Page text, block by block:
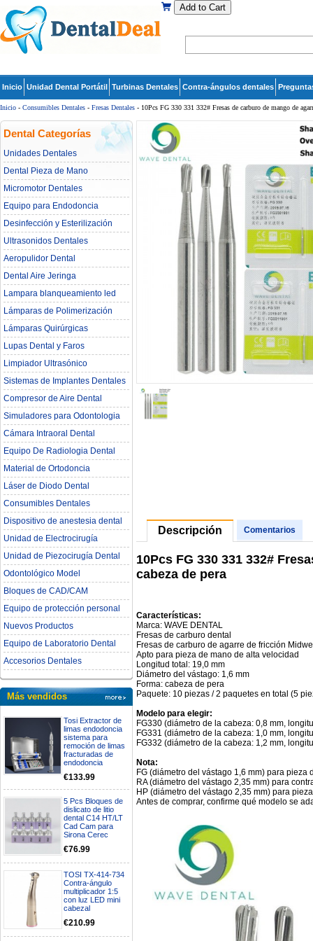
Add to Cart
Inicio Unidad Dental Portátil Turbinas Dentales Contra-ángulos dentales
Inicio - Consumibles Dentales - Fresas Dentales - 10Pcs FG 330 331 332# Fresas de carburo de mango de
Dental Categorías
Unidades Dentales
Dental Pieza de Mano
Micromotor Dentales
Equipo para Endodoncia
Desinfección y Esterilización
Ultrasonidos Dentales
Aeropulidor Dental
Dental Aire Jeringa
Lampara blanqueamiento led
dental
Lámparas de Polimerización
Lámparas Quirúrgicas
Lupas Dental y Faros
Limpiador Ultrasónico
Sistemas de Implantes Dentales
Compresor de Aire Dental
Simuladores para Odontologia
Cámara Intraoral Dental
Equipo De Radiologia Dental‎
Material de Ortodoncia
Láser de Diodo Dental
Consumibles Dentales
Dispositivo de anestesia dental
Unidad de Electrocirugía
Unidad de Piezocirugía Dental
Odontológico Model
Bloques de CAD/CAM
Equipo de protección personal
Nuevos Productos
Equipo de Laboratorio Dental
Accesorios Dentales
Más vendidos
Tosi Extractor de
limas endodoncia
sistema para
remoción de limas
fracturadas de
endodoncia
€133.99
5 Pcs Bloques de
dislicato de litio
dental C14 HT/LT
Cad Cam para
Sirona Cerec
€76.99
TOSI TX-414-734
Contra-ángulo
multiplicador 1:5
con luz LED mini
cabezal
€210.99
Descripción Comentarios
10Pcs FG 330 331 332#
cabeza de pera
Características:
Marca: WAVE DENTAL
Fresas de carburo dental
Fresas de carburo de agarre de fricción
Apto para pieza de mano de alta velocidad
Longitud total: 19,0 mm
Diámetro del vástago: 1,6 mm
Forma: cabeza de pera
Paquete: 10 piezas / 2 paquetes en total (5
Modelo para elegir:
FG330 (diámetro de la cabeza: 0,8 mm,
FG331 (diámetro de la cabeza: 1,0 mm,
FG332 (diámetro de la cabeza: 1,2 mm,
Nota:
FG (diámetro del vástago 1,6 mm) para pieza
RA (diámetro del vástago 2,35 mm) para
HP (diámetro del vástago 2,35 mm) para
Antes de comprar, confirme qué modelo se